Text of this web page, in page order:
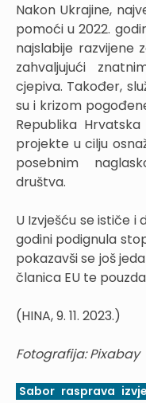
Nakon Ukrajine,
pomoći u 2022.
najslabije razvijene
zahvaljujući
cjepiva. Također,
su i krizom
Republika
projekte u cilju
posebnim
društva.
U Izvješću se ističe i
godini podignula
pokazavši se još
članica EU te
(HINA, 9. 11. 2023.)
Fotografija: Pixabay
Sabor rasprava